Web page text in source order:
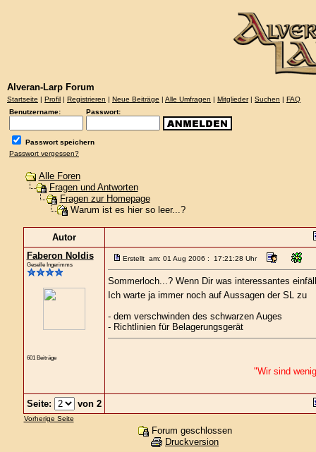
Alveran-Larp Forum
Startseite | Profil | Registrieren | Neue Beiträge | Alle Umfragen | Mitglieder| Suchen | FAQ
Benutzername:
Passwort:
Passwort speichern
Passwort vergessen?
Alle Foren
Fragen und Antworten
Fragen zur Homepage
Warum ist es hier so leer...?
Autor
Faberon Noldis
Geselle Ingerimms
601 Beiträge
Erstellt am: 01 Aug 2006 : 17:21:28 Uhr
Sommerloch...? Wenn Dir was interessantes
Ich warte ja immer noch auf Aussagen der SL zu
- dem verschwinden des schwarzen Auges
- Richtlinien für Belagerungsgerät
"Wir sind
Seite: von 2
Vorherige Seite
Forum geschlossen
Druckversion